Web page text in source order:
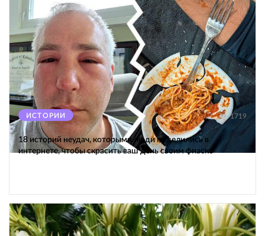
ИСТОРИИ 1719
18 историй неудач, которыми люди поделились в
интернете, чтобы скрасить ваш день своим фиаско